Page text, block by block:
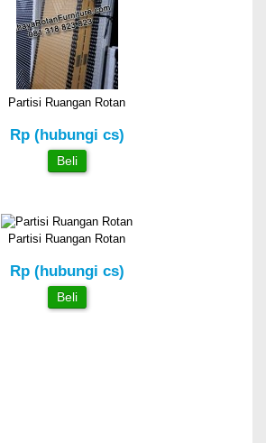
Partisi Ruangan Rotan
Rp (hubungi cs)
Beli
Partisi Ruangan Rotan
Rp (hubungi cs)
Beli